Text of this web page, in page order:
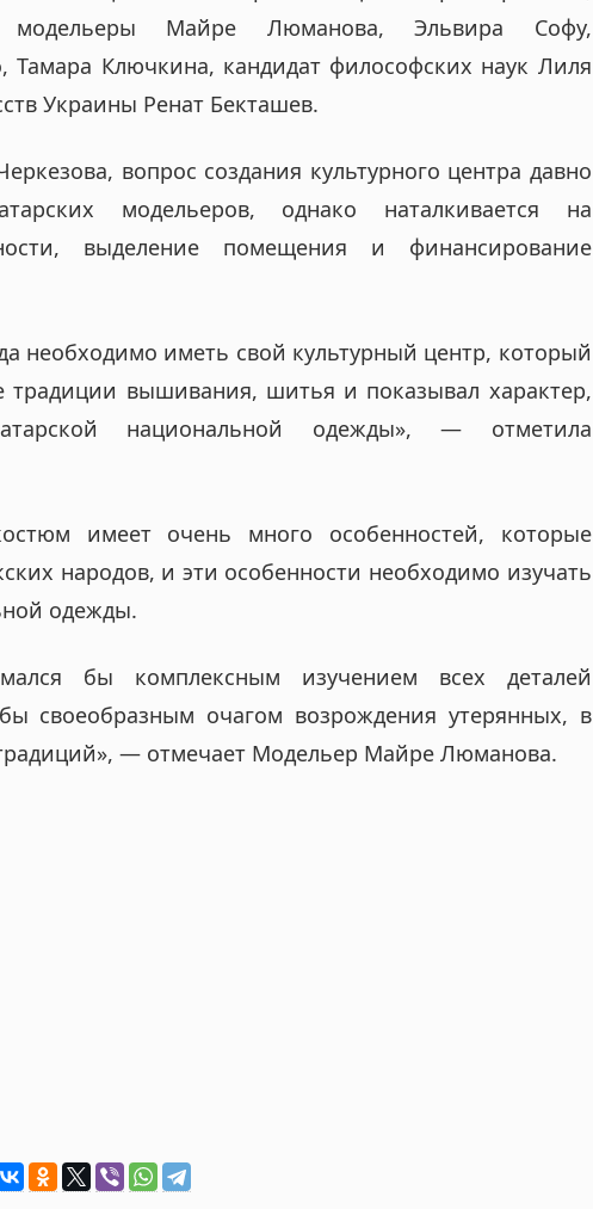
модельеры Майре Люманова, Эльвира Софу,
Ключкина, кандидат философских наук Лиля
Украины Ренат Бекташев.
вопрос создания культурного центра давно
модельеров, однако наталкивается на
выделение помещения и финансирование
необходимо иметь свой культурный центр, который
традиции вышивания, шитья и показывал характер,
национальной одежды», — отметила
имеет очень много особенностей, которые
народов, и эти особенности необходимо изучать
одежды.
бы комплексным изучением всех деталей
своеобразным очагом возрождения утерянных, в
— отмечает Модельер Майре Люманова.